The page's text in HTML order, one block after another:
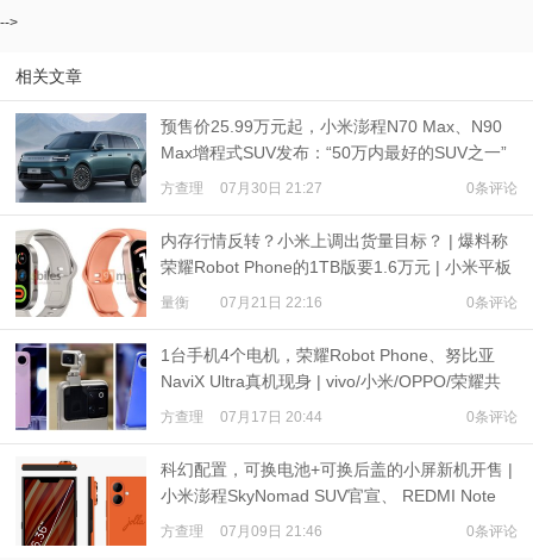
-->
相关文章
预售价25.99万元起，小米澎程N70 Max、N90
Max增程式SUV发布：“50万内最好的SUV之一”
方查理 07月30日 21:27 0条评论
内存行情反转？小米上调出货量目标？ | 爆料称
荣耀Robot Phone的1TB版要1.6万元 | 小米平板
9、REDMI Watch 6现身
量衡 07月21日 22:16 0条评论
1台手机4个电机，荣耀Robot Phone、努比亚
NaviX Ultra真机现身 | vivo/小米/OPPO/荣耀共
推公平内存机制
方查理 07月17日 20:44 0条评论
科幻配置，可换电池+可换后盖的小屏新机开售 |
小米澎程SkyNomad SUV官宣、 REDMI Note
17预热
方查理 07月09日 21:46 0条评论